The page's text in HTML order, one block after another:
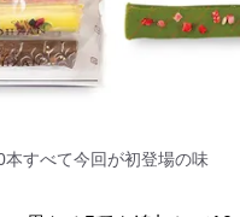
本すべて今回が初登場の味